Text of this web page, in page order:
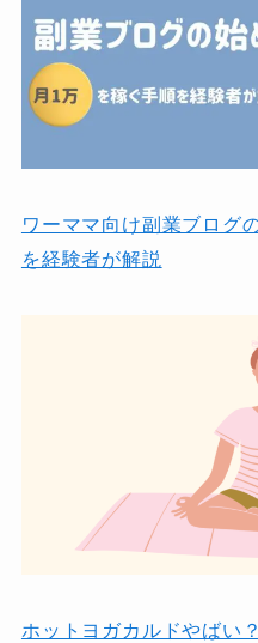
ワーママ向け副業ブログ
を経験者が解説
ホットヨガカルドやばい